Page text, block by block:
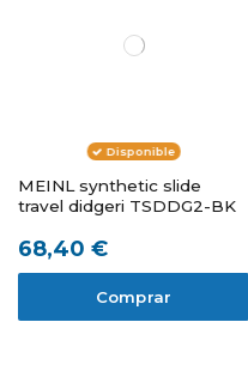
Disponible
MEINL synthetic slide
travel didgeri TSDDG2-BK
68,40 €
Comprar